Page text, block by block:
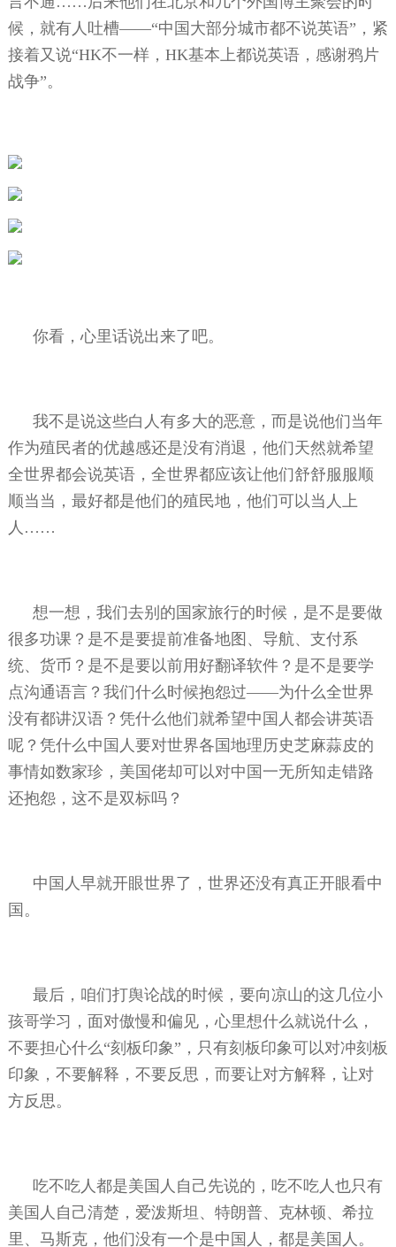
候，就有人吐槽——“中国大部分城市都不说英语”，紧
接着又说“HK不一样， HK基本上都说英语，感谢鸦片
战争”。
你看，心里话说出来了吧。
我不是说这些白人有多大的恶意，而是说他们当年
作为殖民者的优越感还是没有消退，他们天然就希望
全世界都会说英语，全世界都应该让他们舒舒服服顺
顺当当，最好都是他们的殖民地，他们可以当人上
人……
想一想，我们去别的国家旅行的时候，是不是要做
很多功课？是不是要提前准备地图、导航、支付系
统、货币？是不是要以前用好翻译软件？是不是要学
点沟通语言？我们什么时候抱怨过——为什么全世界
没有都讲汉语？凭什么他们就希望中国人都会讲英语
呢？凭什么中国人要对世界各国地理历史芝麻蒜皮的
事情如数家珍，美国佬却可以对中国一无所知走错路
还抱怨，这不是双标吗？
中国人早就开眼世界了，世界还没有真正开眼看中
国。
最后，咱们打舆论战的时候，要向凉山的这几位小
孩哥学习，面对傲慢和偏见，心里想什么就说什么，
不要担心什么“刻板印象”，只有刻板印象可以对冲刻板
印象，不要解释，不要反思，而要让对方解释，让对
方反思。
吃不吃人都是美国人自己先说的，吃不吃人也只有
美国人自己清楚，爱泼斯坦、特朗普、克林顿、希拉
里、马斯克，他们没有一个是中国人，都是美国人。